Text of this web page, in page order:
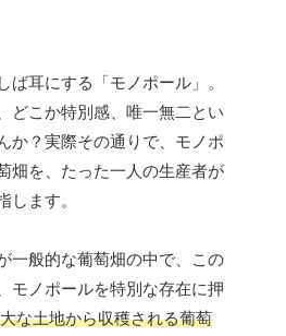
ば耳にする「モノポール」。
どこか特別感、唯一無二とい
か？実際その通りで、モノポ
畑を、たった一人の生産者が
します。
一般的な葡萄畑の中で、この
モノポールを特別な存在に押
な土地から収穫される葡萄